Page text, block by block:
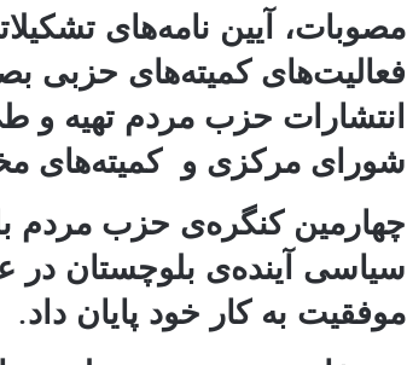
مصوبات، آیین‌ نامه‌های
فعالیت‌های کمیته‌های حزبی
انتشارات حزب مردم تهیه
شورای مرکزی و کمیته‌های
چهارمین کنگره‌ی حزب مردم
سیاسی آینده‌ی بلوچستان
موفقیت به کار خود پایان داد.